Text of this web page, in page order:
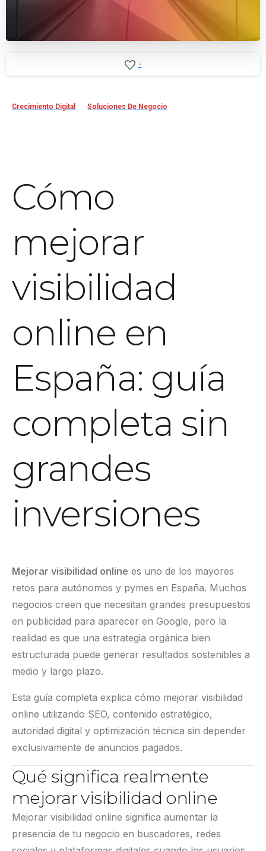
-
Crecimiento Digital Soluciones De Negocio
Cómo
mejorar
visibilidad
online en
España: guía
completa sin
grandes
inversiones
Mejorar visibilidad online es uno de los mayores
retos para autónomos y pymes en España. Muchos
negocios creen que necesitan grandes presupuestos
en publicidad para aparecer en Google, pero la
realidad es que una estrategia orgánica bien
estructurada puede generar resultados sostenibles a
medio y largo plazo.
Esta guía completa explica cómo mejorar visibilidad
online utilizando SEO, contenido estratégico,
autoridad digital y optimización técnica sin depender
exclusivamente de anuncios pagados.
Qué significa realmente
mejorar visibilidad online
Mejorar visibilidad online significa aumentar la
presencia de tu negocio en buscadores, redes